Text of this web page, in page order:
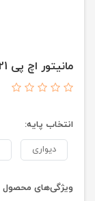
مانیتور اچ پی HP ProDisplay P221
انتخاب پایه:
دیواری
ویژگی‌های محصول